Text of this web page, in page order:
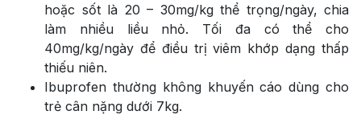
hoặc sốt là 20 – 30mg/kg thể trọng/ngày, chia
làm nhiều liều nhỏ. Tối đa có thể cho
40mg/kg/ngày để điều trị viêm khớp dạng thấp
thiếu niên.
Ibuprofen thường không khuyến cáo dùng cho
trẻ cân nặng dưới 7kg.